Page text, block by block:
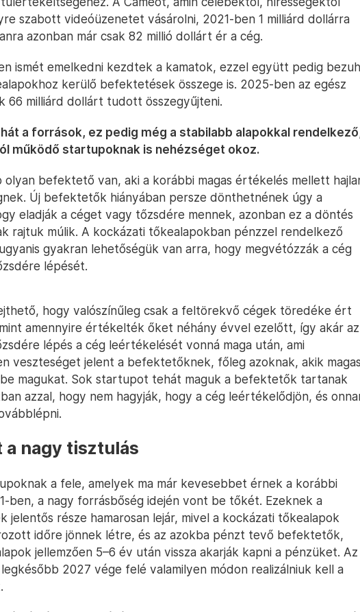
szabott videóüzenetet vásárolni, 2021-ben 1 milliárd dollárra
azonban már csak 82 millió dollárt ér a cég.
ismét emelkedni kezdtek a kamatok, ezzel együtt pedig
kerülő befektetések összege is. 2025-ben az egész
66 milliárd dollárt tudott összegyűjteni.
a források, ez pedig még a stabilabb alapokkal
működő startupoknak is nehézséget okoz.
olyan befektető van, aki a korábbi magas értékelés mellett
Új befektetők hiányában persze dönthetnének úgy a
eladják a céget vagy tőzsdére mennek, azonban ez a döntés
rajtuk múlik. A kockázati tőkealapokban pénzzel rendelkező
gyakran lehetőségük van arra, hogy megvétózzák a cég
lépését.
hogy valószínűleg csak a feltörekvő cégek töredéke ért
amennyire értékelték őket néhány évvel ezelőtt, így akár az
lépés a cég leértékelését vonná maga után, ami
veszteséget jelent a befektetőknek, főleg azoknak, akik magas
magukat. Sok startupot tehát maguk a befektetők tartanak
azzal, hogy nem hagyják, hogy a cég leértékelődjön, és
a nagy tisztulás
a fele, amelyek ma már kevesebbet érnek a korábbi
ben, a nagy forrásbőség idején vont be tőkét. Ezeknek a
jelentős része hamarosan lejár, mivel a kockázati tőkealapok
időre jönnek létre, és az azokba pénzt tevő befektetők,
jellemzően 5–6 év után vissza akarják kapni a pénzüket. Az
2027 vége felé valamilyen módon realizálniuk kell a